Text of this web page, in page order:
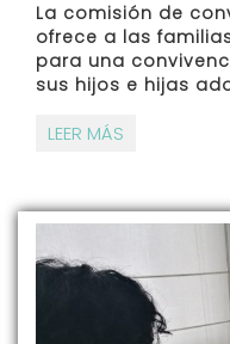
La comisión de
ofrece a las
para una
sus hijos e hijas
LEER MÁS